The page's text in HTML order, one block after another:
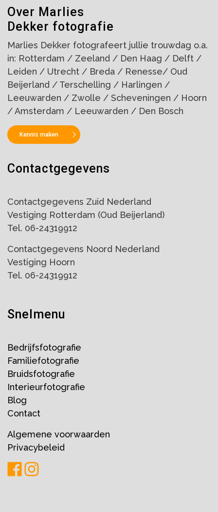
Over Marlies
Dekker fotografie
Marlies Dekker fotografeert jullie trouwdag o.a.
in: Rotterdam / Zeeland / Den Haag / Delft /
Leiden / Utrecht / Breda / Renesse/ Oud
Beijerland / Terschelling / Harlingen /
Leeuwarden / Zwolle / Scheveningen / Hoorn
/ Amsterdam / Leeuwarden / Den Bosch
Kennis maken
Contactgegevens
Contactgegevens Zuid Nederland
Vestiging Rotterdam (Oud Beijerland)
Tel. 06-24319912
Contactgegevens Noord Nederland
Vestiging Hoorn
Tel. 06-24319912
Snelmenu
Bedrijfsfotografie
Familiefotografie
Bruidsfotografie
Interieurfotografie
Blog
Contact
Algemene voorwaarden
Privacybeleid